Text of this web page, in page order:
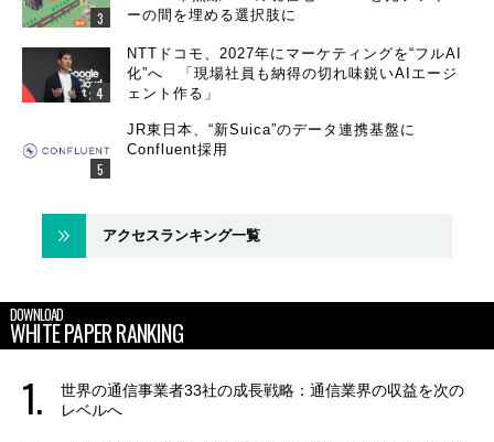
ーの間を埋める選択肢に
NTTドコモ、2027年にマーケティングを“フルAI
化”へ 「現場社員も納得の切れ味鋭いAIエージ
ェント作る」
JR東日本、“新Suica”のデータ連携基盤に
Confluent採用
アクセスランキング一覧
DOWNLOAD
WHITE PAPER RANKING
世界の通信事業者33社の成長戦略：通信業界の収益を次の
レベルへ